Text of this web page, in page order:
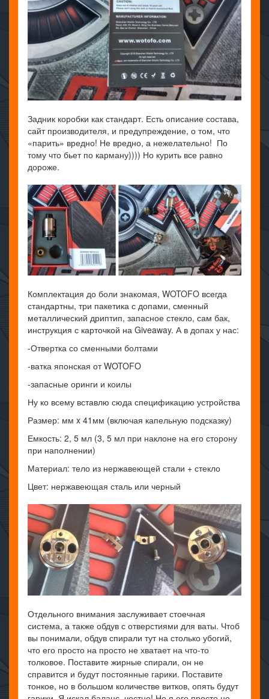
Задник коробки как стандарт. Есть описание состава,
сайт производителя, и предупреждение, о том, что
«парить» вредно! Не вредно, а нежелательно! По
тому что бьет по карману)))) Но курить все равно
дороже.
Комплектация до боли знакомая, WOTOFO всегда
стандартны, три пакетика с допами, сменный
металлический дриптип, запасное стекло, сам бак,
инструкция с карточкой на Giveaway. А в допах у нас:
-Отвертка со сменными болтами
-ватка японская от WOTOFO
-запасные оринги и коилы
Ну ко всему вставлю сюда спецификацию устройства
Размер: мм x 41мм (включая капельную подсказку)
Емкость: 2, 5 мл (3, 5 мл при наклоне на его сторону
при наполнении)
Материал: тело из нержавеющей стали + стекло
Цвет: нержавеющая сталь или черный
Отдельного внимания заслуживает стоечная
система, а также обдув с отверстиями для ваты. Чтоб
вы понимали, обдув спирали тут на столько убогий,
что его просто на просто не хватает на что-то
толковое. Поставите жирные спирали, он не
справится и будут постоянные гарики. Поставите
тонкое, но в большом количестве витков, опять будут